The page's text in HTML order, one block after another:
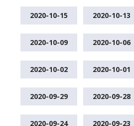
2020-10-15 2020-10-13
2020-10-09 2020-10-06
2020-10-02 2020-10-01
2020-09-29 2020-09-28
2020-09-24 2020-09-23